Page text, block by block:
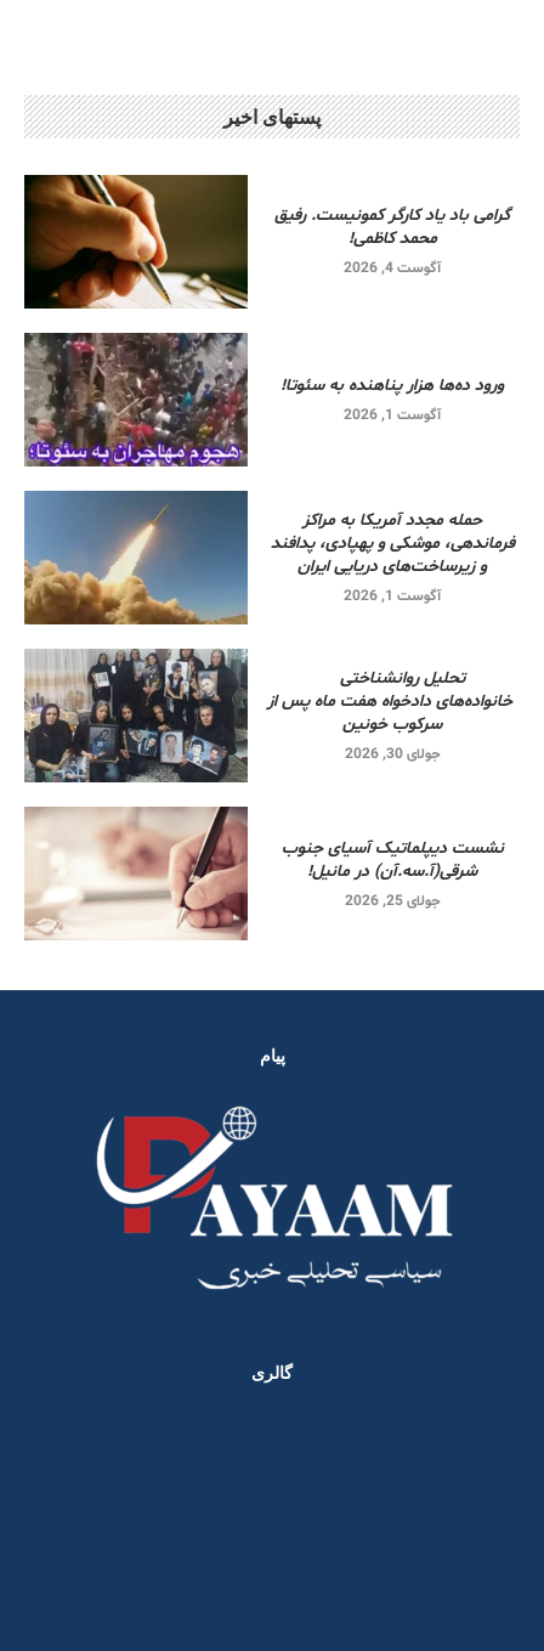
پستهای اخیر
گرامی باد یاد کارگر کمونیست. رفیق
محمد کاظمی!
آگوست 4, 2026
ورود ده‌ها هزار پناهنده به سئوتا!
آگوست 1, 2026
حمله مجدد آمریکا به مراکز
فرماندهی، موشکی و پهپادی، پدافند
و زیرساخت‌های دریایی ایران
آگوست 1, 2026
تحلیل روانشناختی
خانواده‌های دادخواه هفت ماه پس از
سرکوب خونین
جولای 30, 2026
نشست دیپلماتیک آسیای جنوب
شرقی‌(آ.سه.آن) در مانیل!
جولای 25, 2026
پیام
گالری